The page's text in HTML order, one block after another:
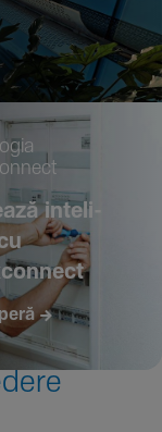
inte­li­